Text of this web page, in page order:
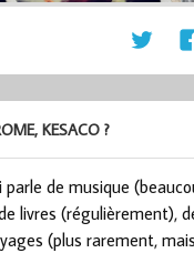
KESACO ?
parle de musique
livres (régulièrement),
(plus rarement,